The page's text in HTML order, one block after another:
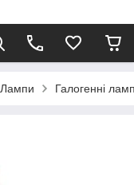
Лампи Галогенні